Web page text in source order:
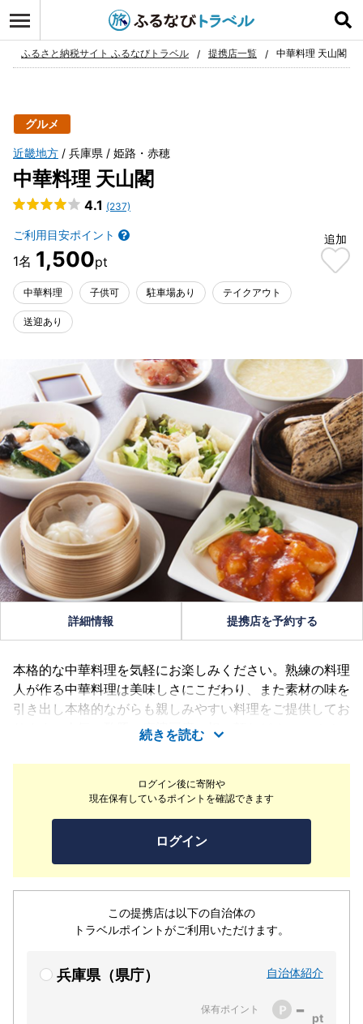
お気に入り
ふるさと納税サイト ふるなびトラベル 提携店一覧 中華料理 天山閣
グルメ
近畿地方 兵庫県 姫路・赤穂
中華料理 天山閣
4.1 (237)
ご利用目安ポイント
1,500
追加
中華料理 子供可 駐車場あり テイクアウト
送迎あり
ログイン後に寄附や
現在保有しているポイントを確認できます
ログイン
この提携店は以下の自治体の
トラベルポイントがご利用いただけます。
兵庫県（県庁） 自治体紹介
保有ポイント -
詳細情報 提携店を予約する
本格的な中華料理を気軽にお楽しみください。熟練の料理
人が作る中華料理は美味しさにこだわり、また素材の味を
引き出し本格的ながらも親しみやすい料理をご提供してお
ります。人気の酢豚、麻婆豆腐、担々麵などオススメメニ
ュー多数ご用意しておりますので是非ご賞味ください。
続きを読む